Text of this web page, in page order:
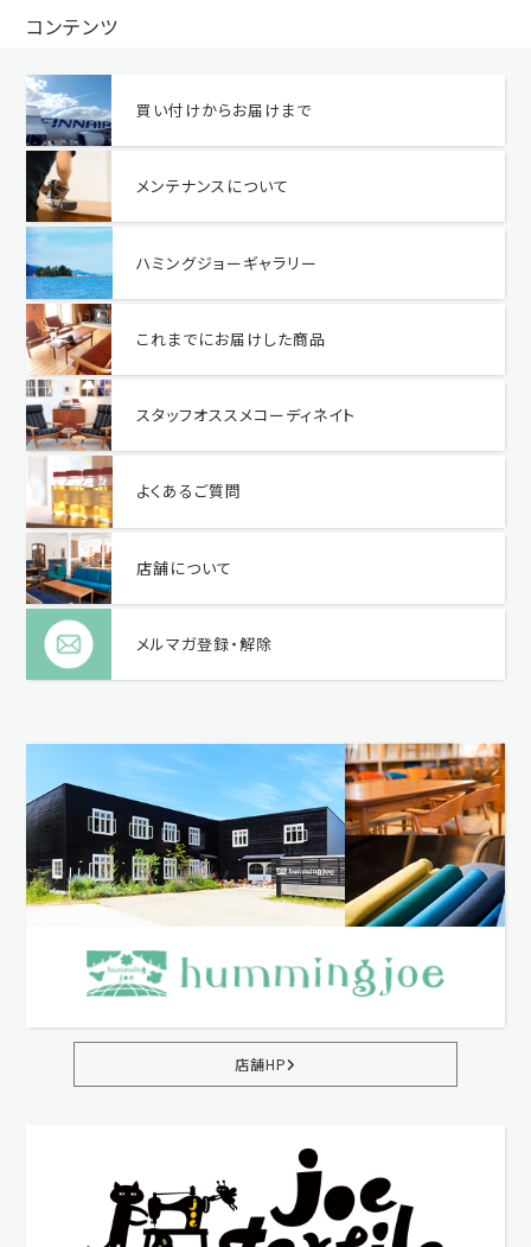
コンテンツ
買い付けからお届けまで
メンテナンスについて
ハミングジョーギャラリー
これまでにお届けした商品
スタッフオススメコーディネイト
よくあるご質問
店舗について
メルマガ登録・解除
店舗HP